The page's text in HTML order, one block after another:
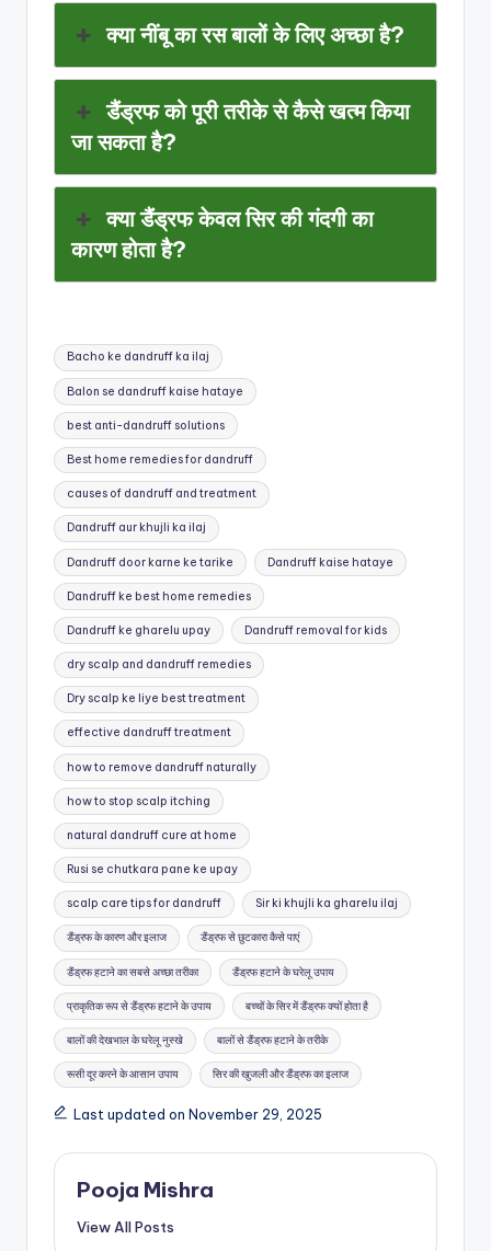
क्या नींबू का रस बालों के लिए अच्छा है?
डैंड्रफ को पूरी तरीके से कैसे खत्म किया
जा सकता है?
क्या डैंड्रफ केवल सिर की गंदगी का
कारण होता है?
Tags:
Bacho ke dandruff ka ilaj
Balon se dandruff kaise hataye
best anti-dandruff solutions
Best home remedies for dandruff
causes of dandruff and treatment
Dandruff aur khujli ka ilaj
Dandruff door karne ke tarike Dandruff kaise hataye
Dandruff ke best home remedies
Dandruff ke gharelu upay Dandruff removal for kids
dry scalp and dandruff remedies
Dry scalp ke liye best treatment
effective dandruff treatment
how to remove dandruff naturally
how to stop scalp itching
natural dandruff cure at home
Rusi se chutkara pane ke upay
scalp care tips for dandruff Sir ki khujli ka gharelu ilaj
डैंड्रफ के कारण और इलाज डैंड्रफ से छुटकारा कैसे पाएं
डैंड्रफ हटाने का सबसे अच्छा तरीका डैंड्रफ हटाने के घरेलू उपाय
प्राकृतिक रूप से डैंड्रफ हटाने के उपाय बच्चों के सिर में डैंड्रफ क्यों होता है
बालों की देखभाल के घरेलू नुस्खे बालों से डैंड्रफ हटाने के तरीके
रूसी दूर करने के आसान उपाय सिर की खुजली और डैंड्रफ का इलाज
Last updated on November 29, 2025
Pooja Mishra
View All Posts